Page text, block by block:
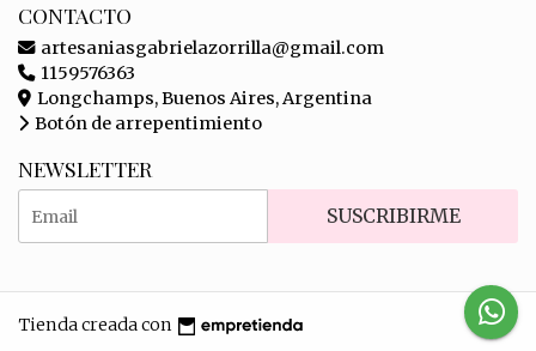
CONTACTO
artesaniasgabrielazorrilla@gmail.com
1159576363
Longchamps, Buenos Aires, Argentina
Botón de arrepentimiento
NEWSLETTER
SUSCRIBIRME
Tienda creada con